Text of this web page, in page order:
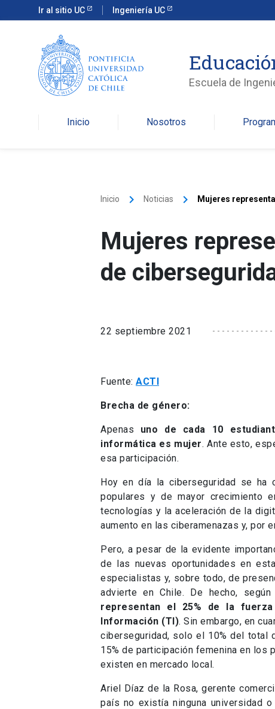
Ir al sitio UC Ingeniería UC
Escuela de
Inicio Nosotros
Inicio keyboard_arrow_right Noticias keyboard_arrow_right Mujeres
Mujeres
de
22 septiembre 2021
Fuente: ACTI
Brecha de género:
Apenas uno de cada 10
informática es mujer. Ante esto,
esa participación.
Hoy en día la ciberseguridad se ha
populares y de mayor crecimiento
tecnologías y la aceleración de la
aumento en las ciberamenazas y, por
Pero, a pesar de la evidente
de las nuevas oportunidades en
especialistas y, sobre todo, de
advierte en Chile. De hecho,
representan el 25% de la
Información (TI). Sin embargo, en
ciberseguridad, solo el 10% del total
15% de participación femenina en los
existen en mercado local.
Ariel Díaz de la Rosa, gerente
país no existía ninguna universidad